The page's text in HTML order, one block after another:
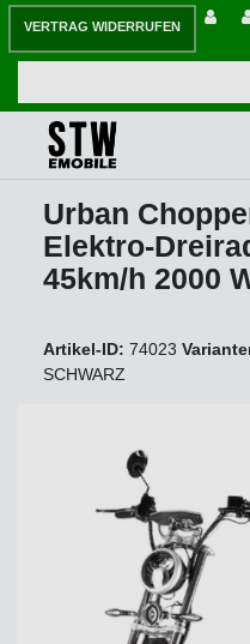
VERTRAG WIDERRUFEN
Urban
Elektro-
45km/h 2000
Artikel-ID: 74023
SCHWARZ